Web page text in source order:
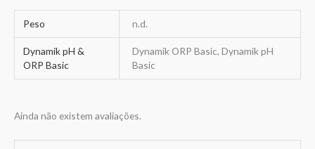
Peso n.d.
Dynamik pH &
ORP Basic
Dynamik ORP Basic, Dynamik pH
Basic
Ainda não existem avaliações.